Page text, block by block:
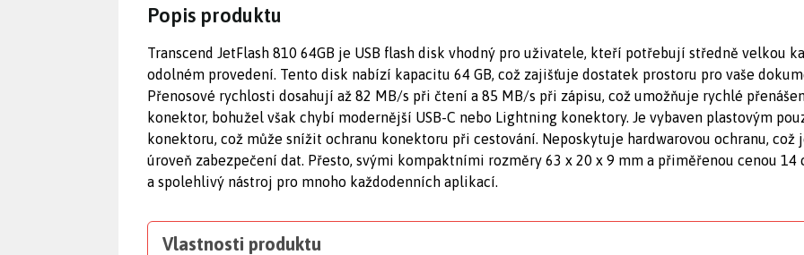
Popis produktu
Transcend JetFlash 810 64GB je USB flash disk vhodný pro uživatele, kteří potřebují středně velkou
odolném provedení. Tento disk nabízí kapacitu 64 GB, což zajišťuje dostatek prostoru pro vaše
Přenosové rychlosti dosahují až 82 MB/s při čtení a 85 MB/s při zápisu, což umožňuje rychlé
konektor, bohužel však chybí modernější USB-C nebo Lightning konektory. Je vybaven plastovým
konektoru, což může snížit ochranu konektoru při cestování. Neposkytuje hardwarovou ochranu,
úroveň zabezpečení dat. Přesto, svými kompaktními rozměry 63 x 20 x 9 mm a přiměřenou cenou
a spolehlivý nástroj pro mnoho každodenních aplikací.
Vlastnosti produktu